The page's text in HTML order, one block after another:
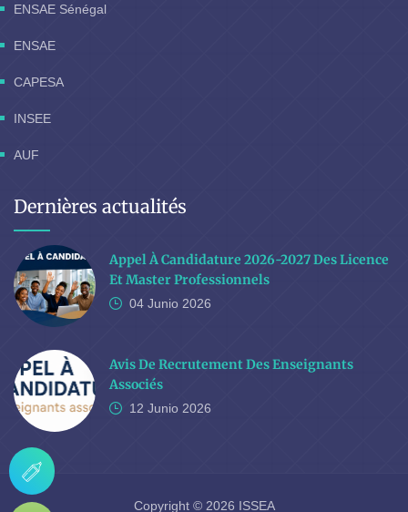
ENSAE Sénégal
ENSAE
CAPESA
INSEE
AUF
Dernières actualités
Appel À Candidature 2026-2027 Des Licence
Et Master Professionnels
04 Junio 2026
Avis De Recrutement Des Enseignants
Associés
12 Junio 2026
Copyright © 2026 ISSEA